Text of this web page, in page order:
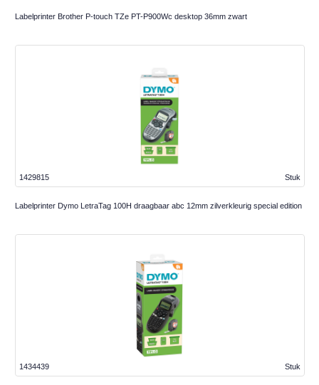
Labelprinter Brother P-touch TZe PT-P900Wc desktop 36mm zwart
Stuk
1429815
Labelprinter Dymo LetraTag 100H draagbaar abc 12mm zilverkleurig special edition
Stuk
1434439